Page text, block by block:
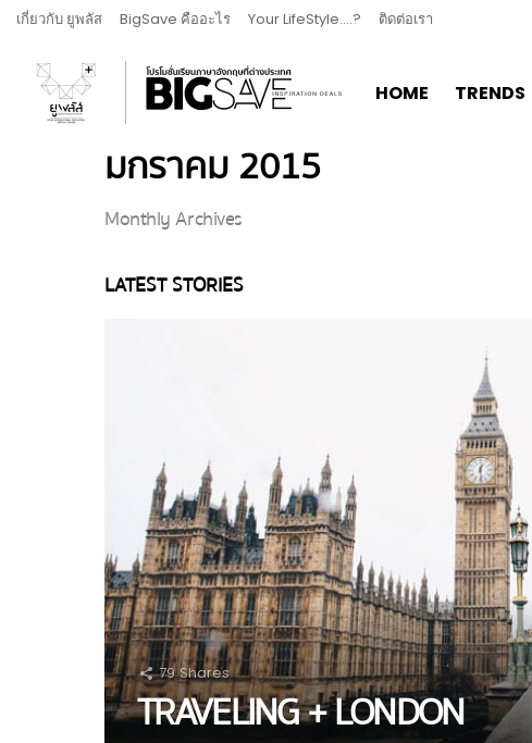
เกี่ยวกับ ยูพลัส BigSave คืออะไร Your LifeStyle….? ติดต่อเรา
HOME TRENDS
มกราคม 2015
Monthly Archives
LATEST STORIES
79 Shares
TRAVELING + LONDON